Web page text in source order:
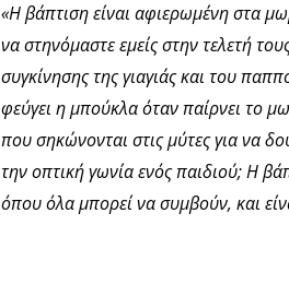
«Η βάπτιση είναι αφιερωμένη στα
να στηνόμαστε εμείς στην τελετή
συγκίνησης της γιαγιάς και του
φεύγει η μπούκλα όταν παίρνει το
που σηκώνονται στις μύτες για να
την οπτική γωνία ενός παιδιού; Η
όπου όλα μπορεί να συμβούν, και